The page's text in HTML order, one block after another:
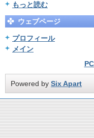
もっと読む
ウェブページ
プロフィール
メイン
Powered by Six Apart